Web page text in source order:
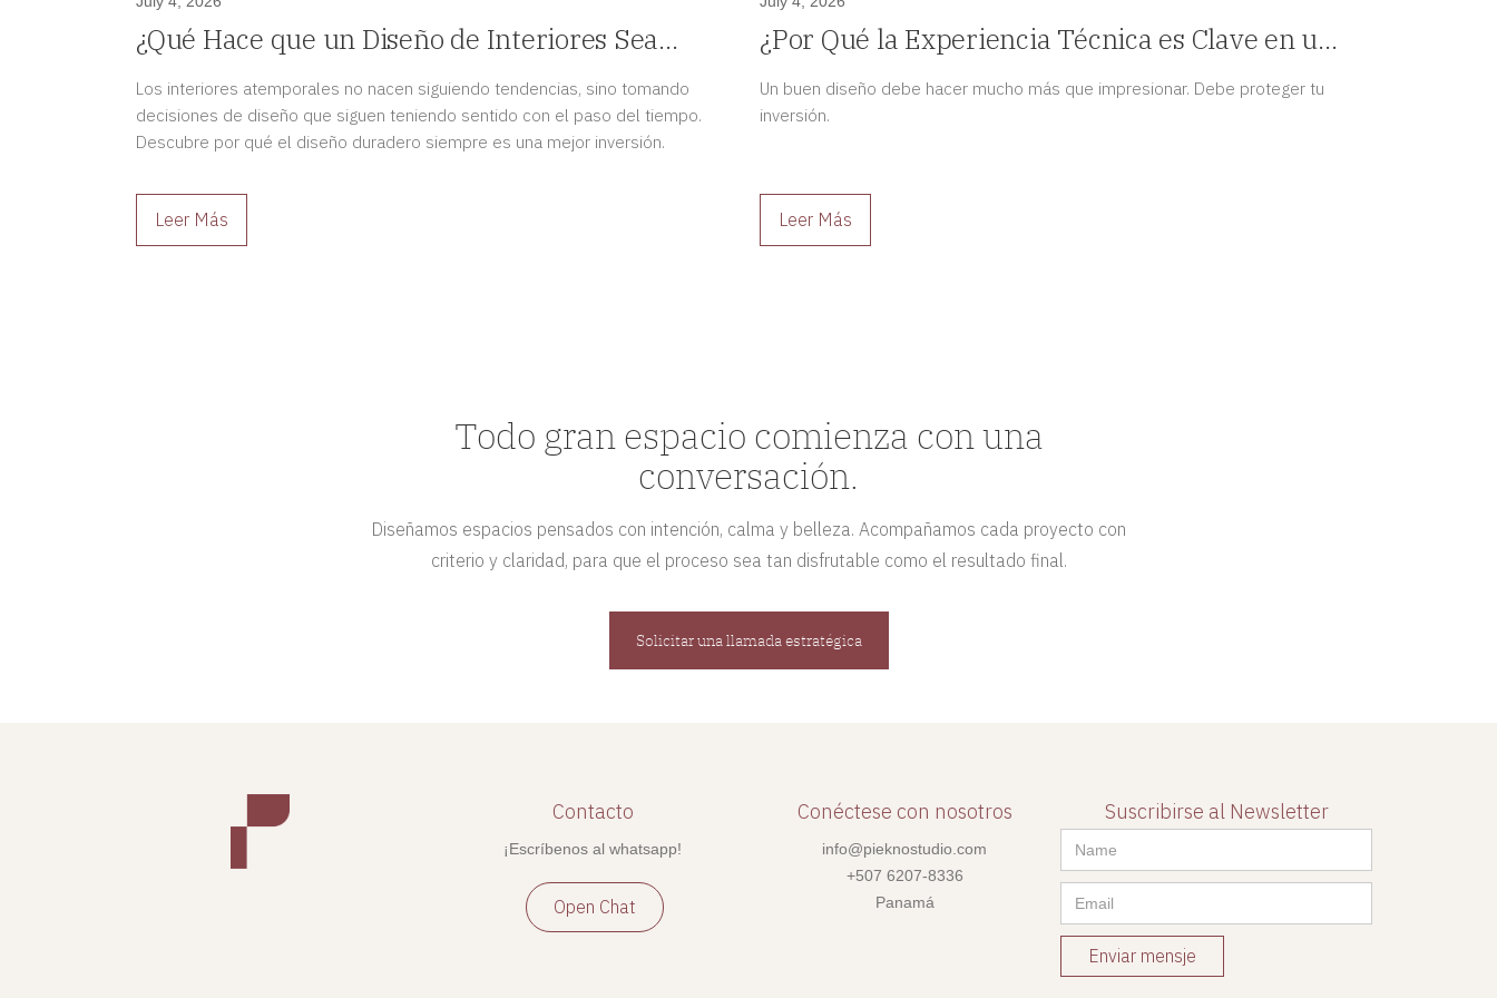
¿Qué Hace que un Diseño de Interiores Sea
Atemporal?
Los interiores atemporales no nacen siguiendo tendencias, sino tomando
decisiones de diseño que siguen teniendo sentido con el paso del tiempo.
Descubre por qué el diseño duradero siempre es una mejor inversión.
Leer Más
¿Por Qué la Experiencia Técnica es Clave en un
Proyecto de Diseño de Interiores de Alta Gama?
Un buen diseño debe hacer mucho más que impresionar. Debe proteger tu
inversión.
Leer Más
Todo gran espacio comienza con una
conversación.
Diseñamos espacios pensados con intención, calma y belleza. Acompañamos cada proyecto con
criterio y claridad, para que el proceso sea tan disfrutable como el resultado final.
Solicitar una llamada estratégica
Contacto
¡Escríbenos al whatsapp!
Open Chat
Conéctese con nosotros
info@pieknostudio.com
+507 6207-8336
Panamá
Suscribirse al Newsletter